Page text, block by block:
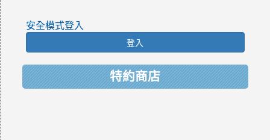
安全模式登入
登入
特約商店